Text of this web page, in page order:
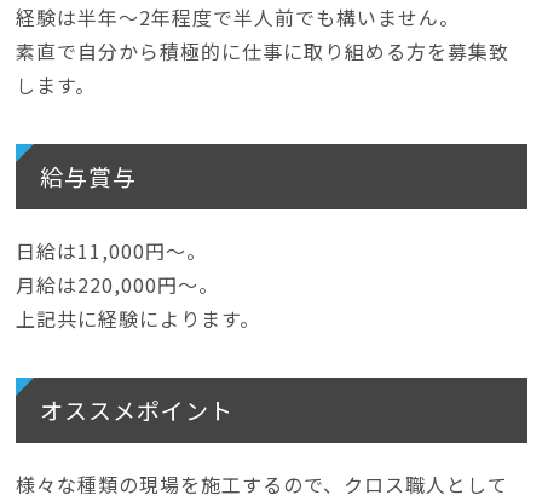
経験は半年～2年程度で半人前でも構いません。
素直で自分から積極的に仕事に取り組める方を募集致
します。
給与賞与
日給は11,000円～。
月給は220,000円～。
上記共に経験によります。
オススメポイント
様々な種類の現場を施工するので、クロス職人として